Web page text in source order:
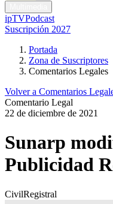
ipTVPodcast
Suscripción 2027
Portada
Zona de Suscriptores
Comentarios Legales
Volver a Comentarios
Comentario Legal
22 de diciembre de 2021
Sunarp
Publicidad
CivilRegistral